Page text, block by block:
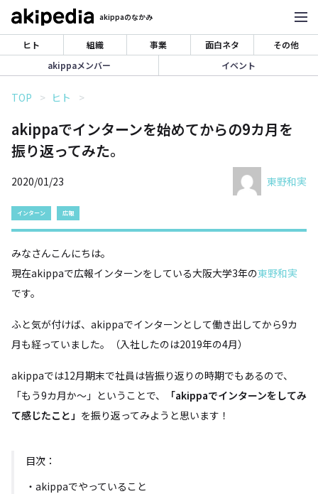
akippaのなかみ
ヒト 組織 事業 面白ネタ
その他
akippaメンバー
イベント
TOP ヒト
akippaでインターンを始めてからの9カ月を
振り返ってみた。
2020/01/23 東野和実
インターン 広報
みなさんこんにちは。
現在akippaで広報インターンをしている大阪大学3年の東野和実
です。
ふと気が付けば、akippaでインターンとして働き出してから9カ
月も経っていました。（入社したのは2019年の4月）
akippaでは12月期末で社員は皆振り返りの時期でもあるので、
「もう9カ月か～」ということで、
「akippaでインターンをしてみ
て感じたこと」 を振り返ってみようと思います！
目次：
・akippaでやっていること